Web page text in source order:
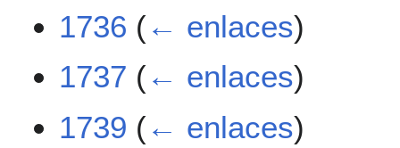
1736 (← enlaces)
1737 (← enlaces)
1739 (← enlaces)